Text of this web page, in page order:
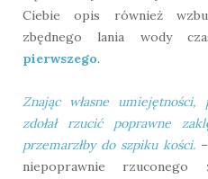
Ciebie opis również
zbędnego lania wody
pierwszego.
Znając własne
zdołał rzucić poprawne
przemarzłby do szpiku kości.
niepoprawnie rzuconego